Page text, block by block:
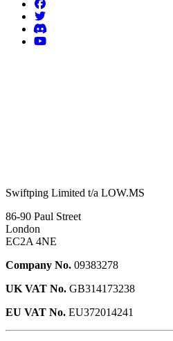
Swiftping Limited t/a LOW.MS
86-90 Paul Street
London
EC2A 4NE
Company No. 09383278
UK VAT No. GB314173238
EU VAT No. EU372014241